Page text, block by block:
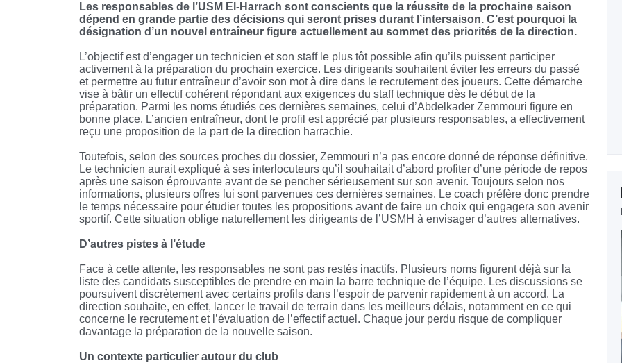
Les responsables de l’USM El-Harrach sont conscients que la réussite de la prochaine saison
dépend en grande partie des décisions qui seront prises durant l’intersaison. C’est pourquoi la
désignation d’un nouvel entraîneur figure actuellement au sommet des priorités de la direction.
L’objectif est d’engager un technicien et son staff le plus tôt possible afin qu’ils puissent participer
activement à la préparation du prochain exercice. Les dirigeants souhaitent éviter les erreurs du passé
et permettre au futur entraîneur d’avoir son mot à dire dans le recrutement des joueurs. Cette démarche
vise à bâtir un effectif cohérent répondant aux exigences du staff technique dès le début de la
préparation. Parmi les noms étudiés ces dernières semaines, celui d’Abdelkader Zemmouri figure en
bonne place. L’ancien entraîneur, dont le profil est apprécié par plusieurs responsables, a effectivement
reçu une proposition de la part de la direction harrachie.
Toutefois, selon des sources proches du dossier, Zemmouri n’a pas encore donné de réponse définitive.
Le technicien aurait expliqué à ses interlocuteurs qu’il souhaitait d’abord profiter d’une période de repos
après une saison éprouvante avant de se pencher sérieusement sur son avenir. Toujours selon nos
informations, plusieurs offres lui sont parvenues ces dernières semaines. Le coach préfère donc prendre
le temps nécessaire pour étudier toutes les propositions avant de faire un choix qui engagera son avenir
sportif. Cette situation oblige naturellement les dirigeants de l’USMH à envisager d’autres alternatives.
D’autres pistes à l’étude
Face à cette attente, les responsables ne sont pas restés inactifs. Plusieurs noms figurent déjà sur la
liste des candidats susceptibles de prendre en main la barre technique de l’équipe. Les discussions se
poursuivent discrètement avec certains profils dans l’espoir de parvenir rapidement à un accord. La
direction souhaite, en effet, lancer le travail de terrain dans les meilleurs délais, notamment en ce qui
concerne le recrutement et l’évaluation de l’effectif actuel. Chaque jour perdu risque de compliquer
davantage la préparation de la nouvelle saison.
Un contexte particulier autour du club